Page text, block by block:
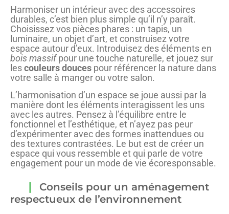
Harmoniser un intérieur avec des accessoires
durables, c’est bien plus simple qu’il n’y paraît.
Choisissez vos pièces phares : un tapis, un
luminaire, un objet d’art, et construisez votre
espace autour d’eux. Introduisez des éléments en
bois massifpour une touche naturelle, et jouez sur
lescouleurs douces pour référencer la nature dans
votre salle à manger ou votre salon.
L’harmonisation d’un espace se joue aussi par la
manière dont les éléments interagissent les uns
avec les autres. Pensez à l’équilibre entre le
fonctionnel et l’esthétique, et n’ayez pas peur
d’expérimenter avec des formes inattendues ou
des textures contrastées. Le but est de créer un
espace qui vous ressemble et qui parle de votre
engagement pour un mode de vie écoresponsable.
Conseils pour un aménagement
respectueux de l’environnement